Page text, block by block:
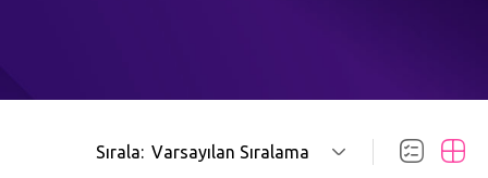
Sırala: Varsayılan Sıralama